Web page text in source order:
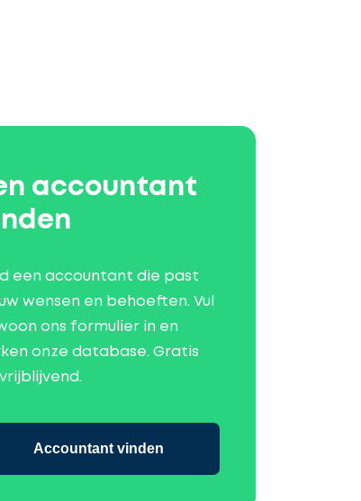
accountant
een accountant die past
wensen en behoeften. Vul
ons formulier in en
onze database. Gratis
Accountant vinden